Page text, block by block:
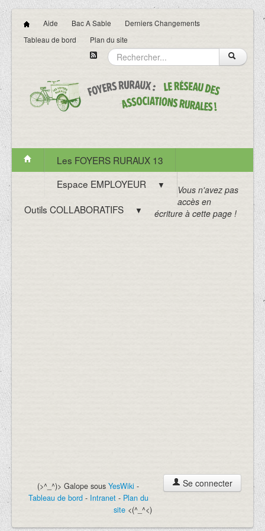
Aide Bac A Sable
Derniers Changements
Tableau de bord
Plan du site
Les FOYERS RURAUX 13
Espace EMPLOYEUR
▼
Outils COLLABORATIFS ▼
Vous n'avez pas
accès en
écriture à cette page !
Se connecter
(>^_^)> Galope sous YesWiki -
Tableau de bord- Intranet- Plan du
site<(^_^<)